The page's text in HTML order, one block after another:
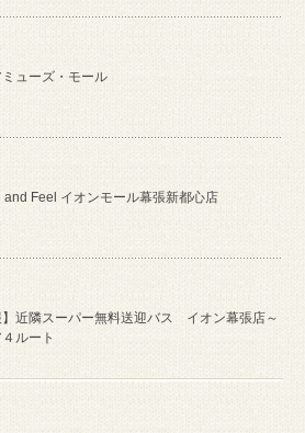
ューズ・モール
and Feel イオンモール幕張新都心店
】近隣スーパー無料送迎バス イオン幕張店～
ルート